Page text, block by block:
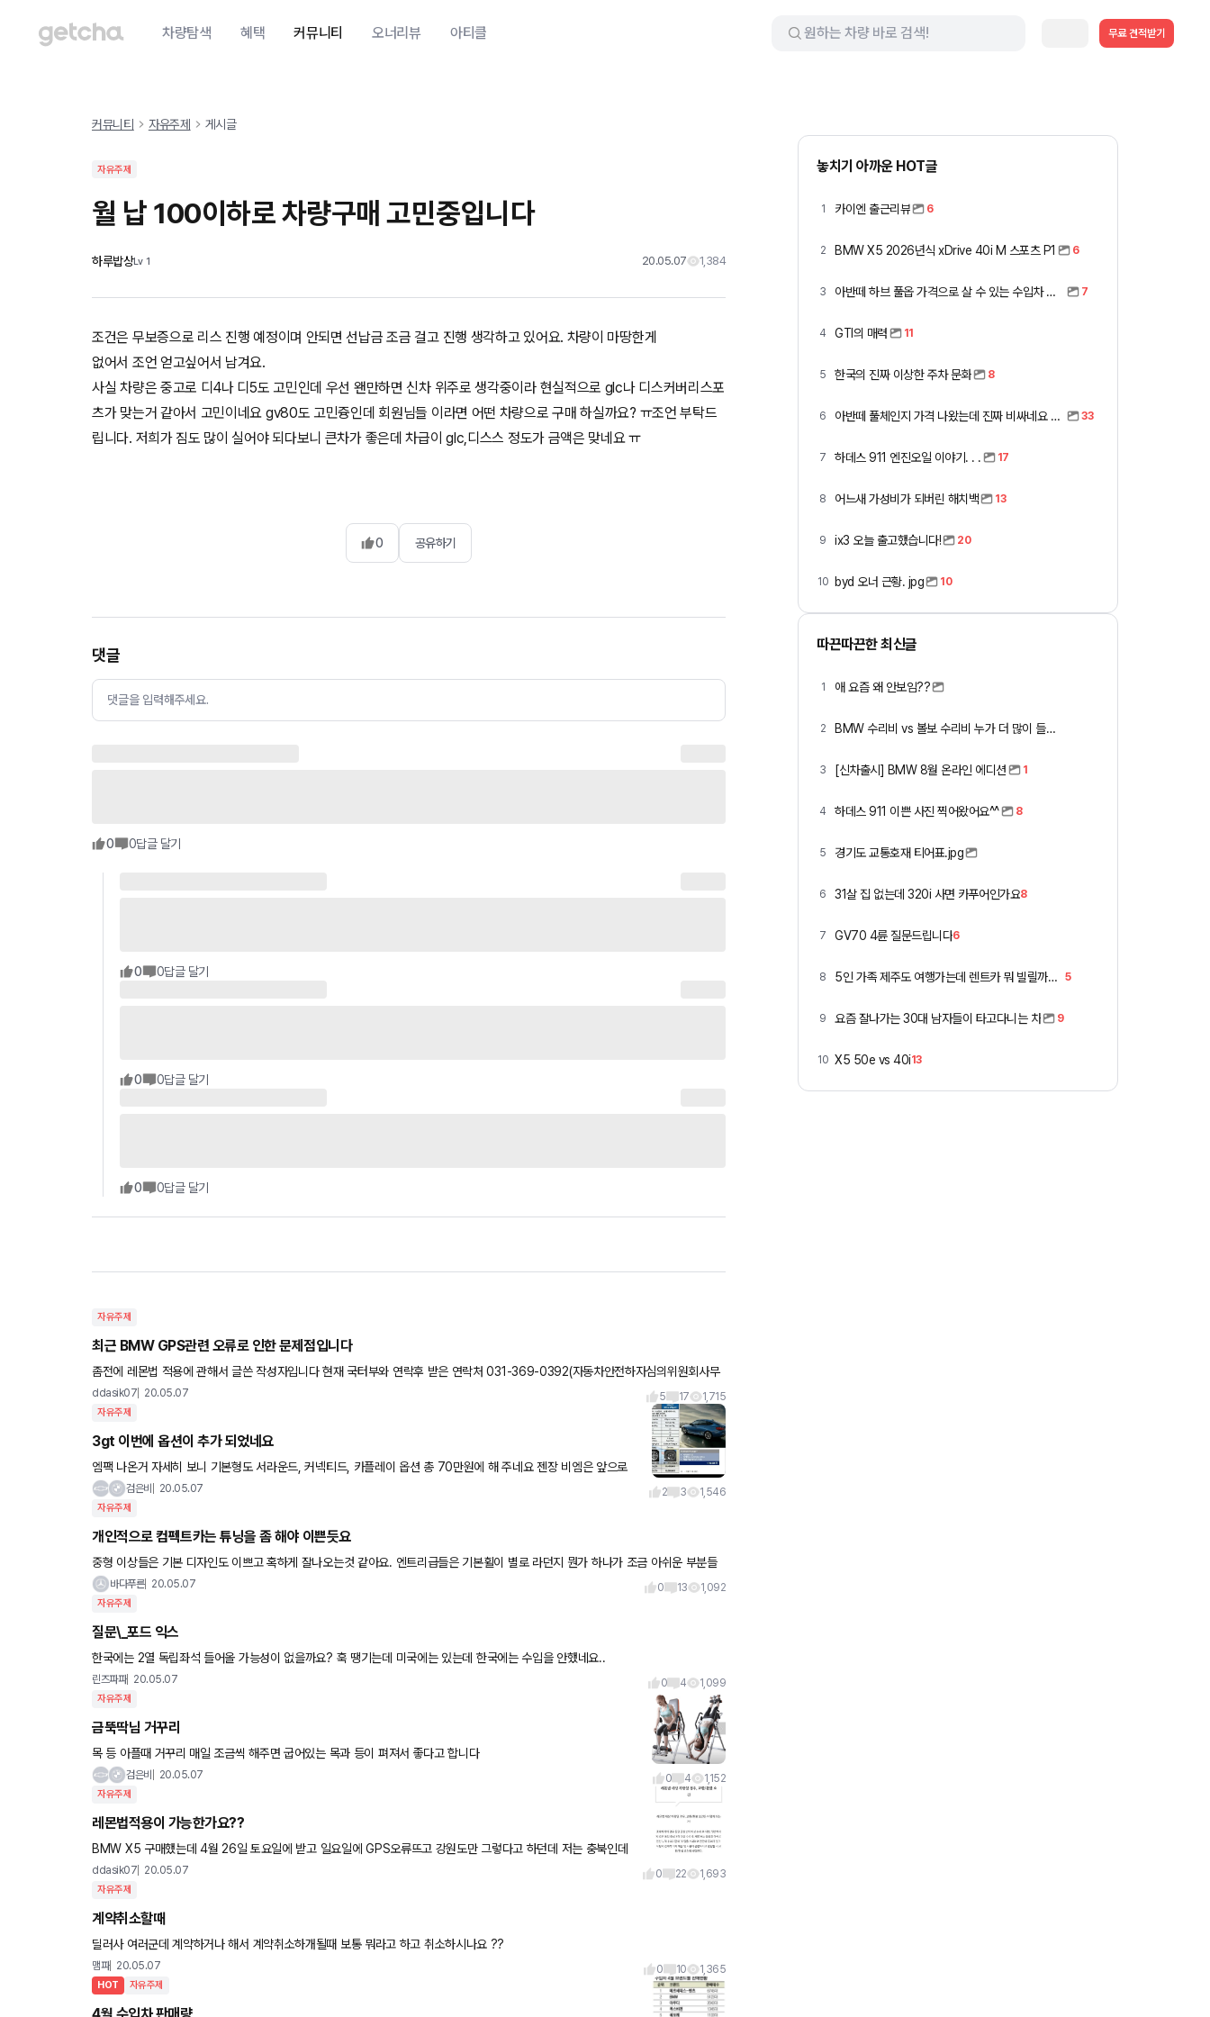
차량탐색 혜택 커뮤니티 오너리뷰 아티클 무료 견적받기
커뮤니티 자유주제 게시글
자유주제
월 납 100이하로 차량구매 고민중입니다
하루밥상Lv 1 20.05.07 1,384
조건은 무보증으로 리스 진행 예정이며 안되면 선납금 조금 걸고 진행 생각하고 있어요. 차량이 마땅한게
없어서 조언 얻고싶어서 남겨요.
사실 차량은 중고로 디4나 디5도 고민인데 우선 왠만하면 신차 위주로 생각중이라 현실적으로 glc나 디스커버리스포
츠가 맞는거 같아서 고민이네요 gv80도 고민즁인데 회원님들 이라면 어떤 차량으로 구매 하실까요? ㅠ조언 부탁드
립니다. 저희가 짐도 많이 실어야 되다보니 큰차가 좋은데 차급이 glc,디스스 정도가 금액은 맞네요 ㅠ
0 공유하기
댓글
댓글을 입력해주세요.
0 0답글 달기
0 0답글 달기
0 0답글 달기
0 0답글 달기
자유주제
최근 BMW GPS관련 오류로 인한 문제점입니다
좀전에 레몬법 적용에 관해서 글쓴 작성자입니다 현재 국터부와 연락후 받은 연락처 031-369-0392(자동차안전하자심의위원회사무
ddasik07 20.05.07 5 17 1,715
자유주제
3gt 이번에 옵션이 추가 되었네요
엠팩 나온거 자세히 보니 기본형도 서라운드, 커넥티드, 카플레이 옵션 총 70만원에 해 주네요 젠장 비엠은 앞으로
검은비 20.05.07 2 3 1,546
자유주제
개인적으로 컴펙트카는 튜닝을 좀 해야 이쁜듯요
중형 이상들은 기본 디자인도 이쁘고 혹하게 잘나오는것 같아요. 엔트리급들은 기본휠이 별로 라던지 뭔가 하나가 조금 아쉬운 부분들
이 있는데요. 개인적으로는 엔트리급들은 휠을 바꾼다던지 인치업을
바다푸른 20.05.07 0 13 1,092
자유주제
질문\_포드 익스
한국에는 2열 독립좌석 들어올 가능성이 없을까요? 훅 땡기는데 미국에는 있는데 한국에는 수입을 안했네요..
린즈파파 20.05.07 0 4 1,099
자유주제
금뚝딱님 거꾸리
목 등 아플때 거꾸리 매일 조금씩 해주면 굽어있는 목과 등이 펴져서 좋다고 합니다
검은비 20.05.07 0 4 1,152
자유주제
레몬법적용이 가능한가요??
BMW X5 구매했는데 4월 26일 토요일에 받고 일요일에 GPS오류뜨고 강원도만 그렇다고 하던데 저는 충북인데
ddasik07 20.05.07 0 22 1,693
자유주제
계약취소할때
딜러사 여러군데 계약하거나 해서 계약취소하개될때 보통 뭐라고 하고 취소하시나요 ??
맴파 20.05.07 0 10 1,365
HOT 자유주제
놓치기 아까운 HOT글
1 카이엔 출근리뷰 6
2 BMW X5 2026년식 xDrive 40i M 스포츠 P1 6
3 아반떼 하브 풀옵 가격으로 살 수 있는 수입차 모아봤습니다 (중고 포함) 7
4 GTI의 매력 11
5 한국의 진짜 이상한 주차 문화 8
6 아반떼 풀체인지 가격 나왔는데 진짜 비싸네요 ㅎㅎ 33
7 하데스 911 엔진오일 이야기. . . 17
8 어느새 가성비가 되버린 해치백 13
9 ix3 오늘 출고했습니다! 20
10 byd 오너 근황. jpg 10
따끈따끈한 최신글
1 애 요즘 왜 안보임??
2 BMW 수리비 vs 볼보 수리비 누가 더 많이 들까요 ㅎ
3 [신차출시] BMW 8월 온라인 에디션 1
4 하데스 911 이쁜 사진 찍어왔어요^^ 8
5 경기도 교통호재 티어표.jpg
6 31살 집 없는데 320i 사면 카푸어인가요8
7 GV70 4륜 질문드립니다6
8 5인 가족 제주도 여행가는데 렌트카 뭐 빌릴까요 ㅎ 5
9 요즘 잘나가는 30대 남자들이 타고다니는 차 9
10 X5 50e vs 40i13